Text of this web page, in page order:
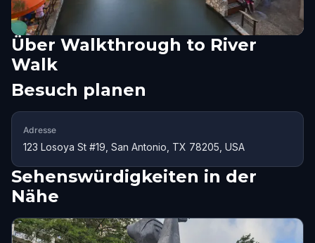
Über Walkthrough to River
Walk
Besuch planen
Adresse
123 Losoya St #19, San Antonio, TX 78205, USA
Sehenswürdigkeiten in der
Nähe